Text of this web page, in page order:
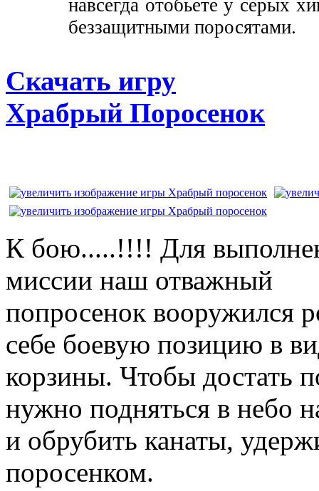
навсегда отобьете у серых
беззащитными поросятами.
Скачать игру
Храбрый Поросенок
К бою.....!!!! Для
миссии наш отважный
попросенок вооружился
себе боевую позицию в
корзины. Чтобы достать
нужно подняться в небо
и обрубить канаты,
поросенком.